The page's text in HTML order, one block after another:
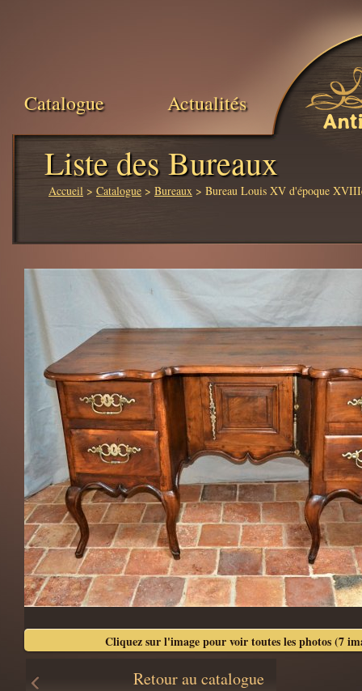
Catalogue Actualités
Liste des Bureaux
Accueil > Catalogue > Bureaux > Bureau Louis XV d'époque
Cliquez sur l'image pour voir toutes les photos (7
Retour au catalogue